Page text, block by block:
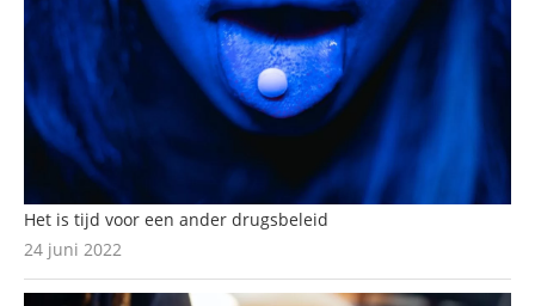
Het is tijd voor een ander drugsbeleid
24 juni 2022